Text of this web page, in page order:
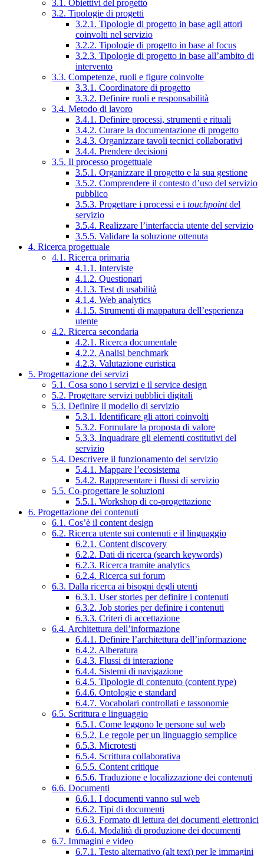
3.1. Obiettivi del progetto
3.2. Tipologie di progetti
3.2.1. Tipologie di progetto in base agli attori
coinvolti nel servizio
3.2.2. Tipologie di progetto in base al focus
3.2.3. Tipologie di progetto in base all’ambito di
intervento
3.3. Competenze, ruoli e figure coinvolte
3.3.1. Coordinatore di progetto
3.3.2. Definire ruoli e responsabilità
3.4. Metodo di lavoro
3.4.1. Definire processi, strumenti e rituali
3.4.2. Curare la documentazione di progetto
3.4.3. Organizzare tavoli tecnici collaborativi
3.4.4. Prendere decisioni
3.5. Il processo progettuale
3.5.1. Organizzare il progetto e la sua gestione
3.5.2. Comprendere il contesto d’uso del servizio
pubblico
3.5.3. Progettare i processi e i touchpointdel
servizio
3.5.4. Realizzare l’interfaccia utente del servizio
3.5.5. Validare la soluzione ottenuta
4. Ricerca progettuale
4.1. Ricerca primaria
4.1.1. Interviste
4.1.2. Questionari
4.1.3. Test di usabilità
4.1.4. Web analytics
4.1.5. Strumenti di mappatura dell’esperienza
utente
4.2. Ricerca secondaria
4.2.1. Ricerca documentale
4.2.2. Analisi benchmark
4.2.3. Valutazione euristica
5. Progettazione dei servizi
5.1. Cosa sono i servizi e il service design
5.2. Progettare servizi pubblici digitali
5.3. Definire il modello di servizio
5.3.1. Identificare gli attori coinvolti
5.3.2. Formulare la proposta di valore
5.3.3. Inquadrare gli elementi costitutivi del
servizio
5.4. Descrivere il funzionamento del servizio
5.4.1. Mappare l’ecosistema
5.4.2. Rappresentare i flussi di servizio
5.5. Co-progettare le soluzioni
5.5.1. Workshop di co-progettazione
6. Progettazione dei contenuti
6.1. Cos’è il content design
6.2. Ricerca utente sui contenuti e il linguaggio
6.2.1. Content discovery
6.2.2. Dati di ricerca (search keywords)
6.2.3. Ricerca tramite analytics
6.2.4. Ricerca sui forum
6.3. Dalla ricerca ai bisogni degli utenti
6.3.1. User stories per definire i contenuti
6.3.2. Job stories per definire i contenuti
6.3.3. Criteri di accettazione
6.4. Architettura dell’informazione
6.4.1. Definire l’architettura dell’informazione
6.4.2. Alberatura
6.4.3. Flussi di interazione
6.4.4. Sistemi di navigazione
6.4.5. Tipologie di contenuto (content type)
6.4.6. Ontologie e standard
6.4.7. Vocabolari controllati e tassonomie
6.5. Scrittura e linguaggio
6.5.1. Come leggono le persone sul web
6.5.2. Le regole per un linguaggio semplice
6.5.3. Microtesti
6.5.4. Scrittura collaborativa
6.5.5. Content critique
6.5.6. Traduzione e localizzazione dei contenuti
6.6. Documenti
6.6.1. I documenti vanno sul web
6.6.2. Tipi di documenti
6.6.3. Formato di lettura dei documenti elettronici
6.6.4. Modalità di produzione dei documenti
6.7. Immagini e video
6.7.1. Testo alternativo (alt text) per le immagini